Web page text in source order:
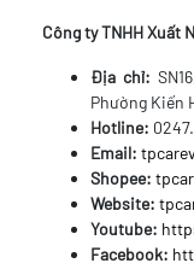
Công ty TNHH Xuất
Địa chỉ:
Phường Kiến
Hotline:
Email:
Shopee:
Website:
Youtube:
Facebook: